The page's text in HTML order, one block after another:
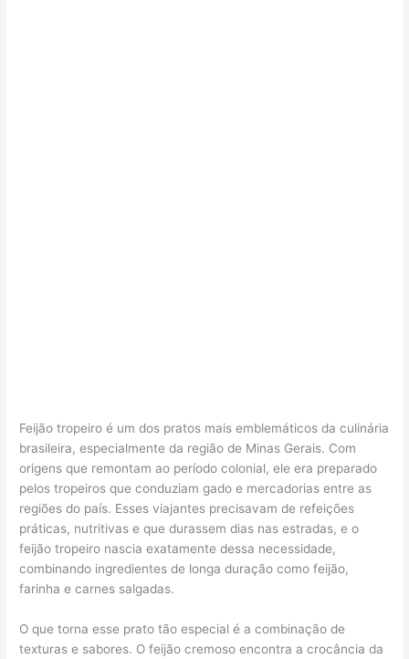
Feijão tropeiro é um dos pratos mais emblemáticos da culinária
brasileira, especialmente da região de Minas Gerais. Com
origens que remontam ao período colonial, ele era preparado
pelos tropeiros que conduziam gado e mercadorias entre as
regiões do país. Esses viajantes precisavam de refeições
práticas, nutritivas e que durassem dias nas estradas, e o
feijão tropeiro nascia exatamente dessa necessidade,
combinando ingredientes de longa duração como feijão,
farinha e carnes salgadas.
O que torna esse prato tão especial é a combinação de
texturas e sabores. O feijão cremoso encontra a crocância da